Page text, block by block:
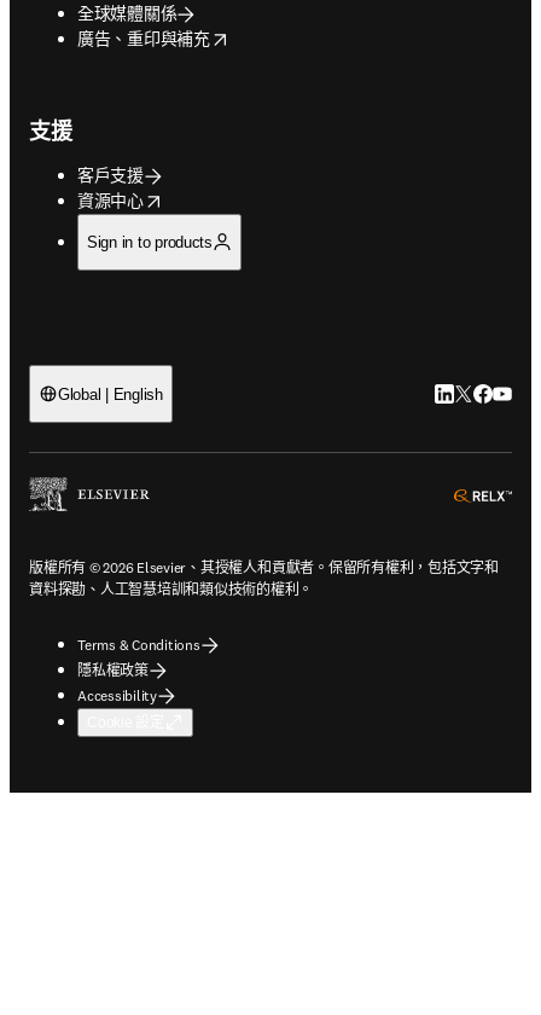
全球媒體關係
廣告、重印與補充
opens in new tab/window
支援
客戶支援
資源中心
opens in new tab/window
Sign in to products
Global | English LinkedIn 打
Twitter 打
版權所有 © 2026 Elsevier、其授權人和貢獻者。保留所有權利，包括文字和
資料探勘、人工智慧培訓和類似技術的權利。
Terms & Conditions
隱私權政策
Accessibility